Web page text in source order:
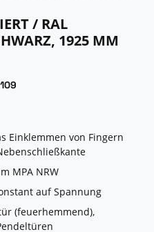
/ RAL
1925 MM
Einklemmen von Fingern
MPA NRW
auf Spannung
(feuerhemmend),